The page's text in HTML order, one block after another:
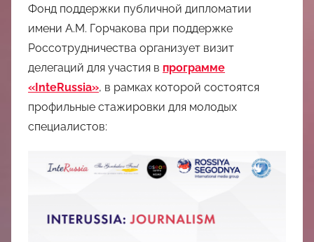
化
中
心
Фонд поддержки публичной дипломатии
имени А.М. Горчакова при поддержке
Россотрудничества организует визит
делегаций для участия в программе
«InteRussia», в рамках которой состоятся
профильные стажировки для молодых
специалистов: